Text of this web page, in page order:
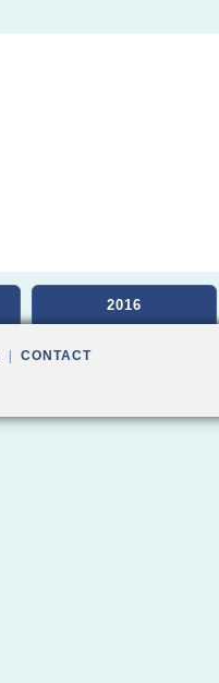
2016
CONTACT